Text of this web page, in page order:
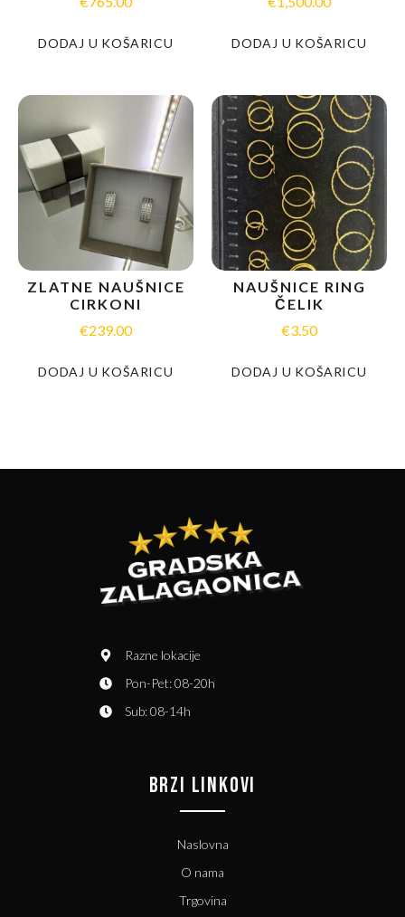
DODAJ U KOŠARICU DODAJ U KOŠARICU
ZLATNE NAUŠNICE
CIRKONI
€239.00
DODAJ U KOŠARICU
NAUŠNICE RING
ČELIK
€3.50
DODAJ U KOŠARICU
Razne lokacije
Pon-Pet: 08-20h
Sub: 08-14h
BRZI LINKOVI
Naslovna
O nama
Trgovina